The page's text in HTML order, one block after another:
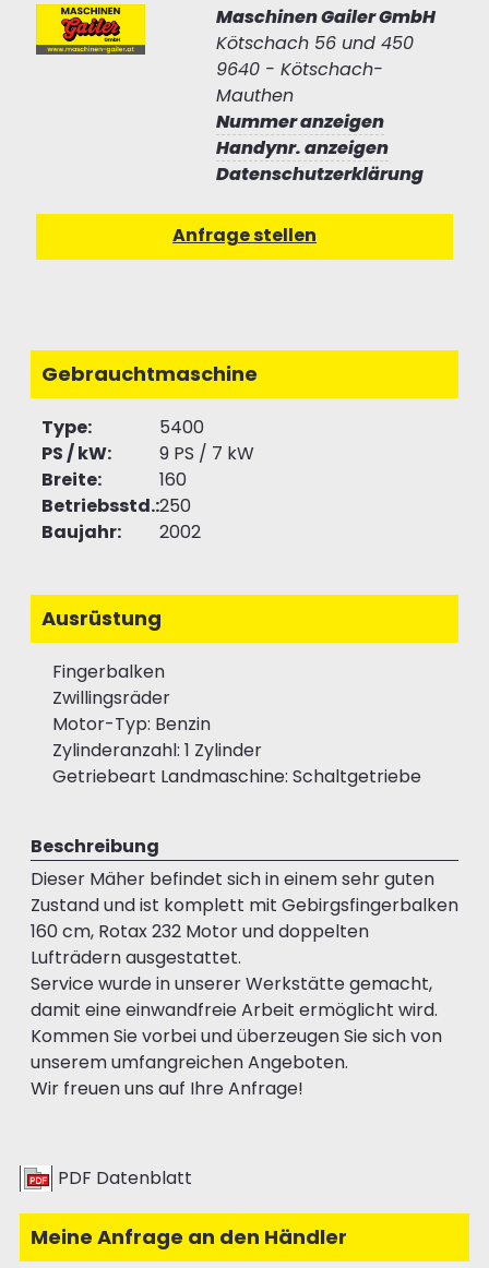
Maschinen Gailer GmbH
Kötschach 56 und 450
9640 - Kötschach-
Mauthen
Nummer anzeigen
Handynr. anzeigen
Datenschutzerklärung
Gebrauchtmaschine
Type:
5400
PS / kW:
9 PS / 7 kW
Breite:
160
Betriebsstd.:250
Baujahr:
2002
Ausrüstung
Fingerbalken
Zwillingsräder
Motor-Typ: Benzin
Zylinderanzahl: 1 Zylinder
Getriebeart Landmaschine: Schaltgetriebe
Beschreibung
Dieser Mäher befindet sich in einem sehr guten
Zustand und ist komplett mit Gebirgsfingerbalken
160 cm, Rotax 232 Motor und doppelten
Lufträdern ausgestattet.
Service wurde in unserer Werkstätte gemacht,
damit eine einwandfreie Arbeit ermöglicht wird.
Kommen Sie vorbei und überzeugen Sie sich von
unserem umfangreichen Angeboten.
Wir freuen uns auf Ihre Anfrage!
PDF Datenblatt
Meine Anfrage an den Händler